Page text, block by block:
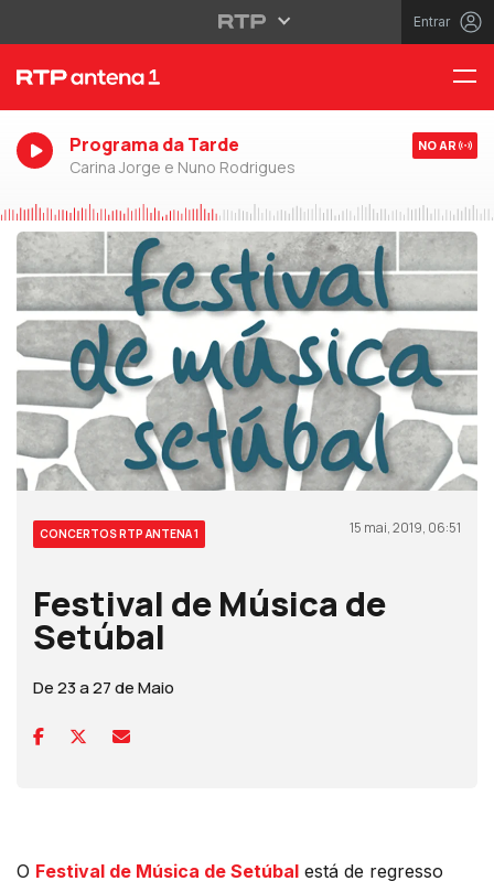
Entrar
Programa da Tarde
Carina Jorge e Nuno Rodrigues
NO AR
CONCERTOS RTP ANTENA 1 15 mai, 2019, 06:51
Festival de Música de
Setúbal
De 23 a 27 de Maio
O Festival de Música de Setúbal está de regresso